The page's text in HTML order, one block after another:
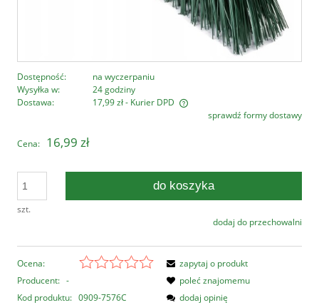
Dostępność:
na wyczerpaniu
Wysyłka w:
24 godziny
Dostawa:
17,99 zł- Kurier DPD
Cena nie zawiera ewentualnych kosztów płatnościsprawdź formy dostawy
Cena: 16,99 zł
szt.
do koszyka
dodaj do przechowalni
Ocena:
Producent: -
Kod produktu: 0909-7576C
zapytaj o produkt
poleć znajomemu
dodaj opinię